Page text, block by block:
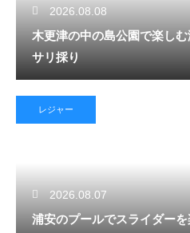
2026.08.08
木更津の中の島公園で楽し
サリ採り
レジャー
2026.08.07
浦安のプールでスライダー